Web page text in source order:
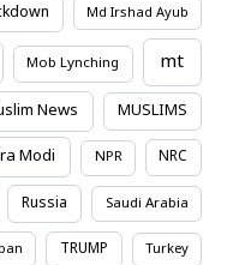
Md Irshad Ayub
Mob Lynching mt
News MUSLIMS
Modi NPR NRC
Russia Saudi Arabia
TRUMP Turkey